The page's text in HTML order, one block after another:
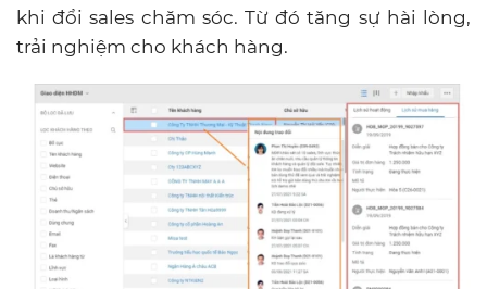
khi đổi sales chăm sóc. Từ đó tăng sự hài lòng,
trải nghiệm cho khách hàng.